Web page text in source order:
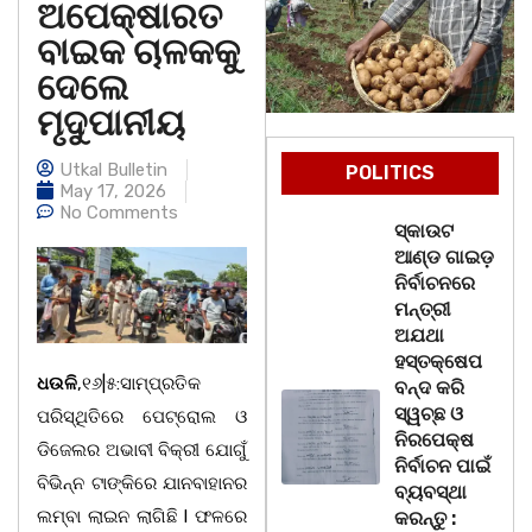
ଅପେକ୍ଷାରତ
ବାଇକ ଚାଳକକୁ
ଦେଲେ
ମୃଦୁପାନୀୟ
Utkal Bulletin
May 17, 2026
No Comments
ଧଉଳି,୧୬|୫:ସାମ୍ପ୍ରତିକ
ପରିସ୍ଥିତିରେ ପେଟ୍ରୋଲ ଓ
ଡିଜେଲର ଅଭାବୀ ବିକ୍ରୀ ଯୋଗୁଁ
ବିଭିନ୍ନ ଟାଙ୍କିରେ ଯାନବାହାନର
ଲମ୍ବା ଲାଇନ ଲାଗିଛି l ଫଳରେ
POLITICS
ସ୍କାଉଟ
ଆଣ୍ଡ ଗାଇଡ଼
ନିର୍ବାଚନରେ
ମନ୍ତ୍ରୀ
ଅଯଥା
ହସ୍ତକ୍ଷେପ
ବନ୍ଦ କରି
ସ୍ୱଚ୍ଛ ଓ
ନିରପେକ୍ଷ
ନିର୍ବାଚନ ପାଇଁ
ବ୍ୟବସ୍ଥା
କରନ୍ତୁ :